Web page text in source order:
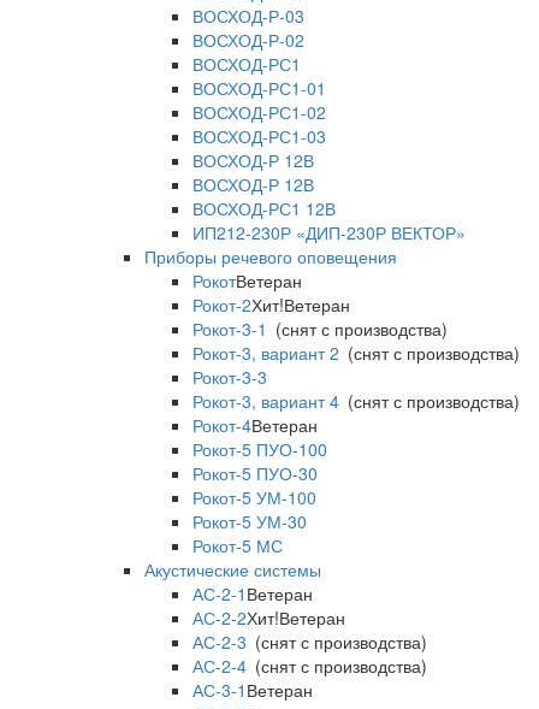
ВОСХОД-Р-03
ВОСХОД-Р-02
ВОСХОД-РС1
ВОСХОД-РС1-01
ВОСХОД-РС1-02
ВОСХОД-РС1-03
ВОСХОД-Р 12В
ВОСХОД-Р 12В
ВОСХОД-РС1 12В
ИП212-230Р «ДИП-230Р ВЕКТОР»
Приборы речевого оповещения
РокотВетеран
Рокот-2Хит!Ветеран
Рокот-3-1 (снят с производства)
Рокот-3, вариант 2 (снят с производства)
Рокот-3-3
Рокот-3, вариант 4 (снят с производства)
Рокот-4Ветеран
Рокот-5 ПУО-100
Рокот-5 ПУО-30
Рокот-5 УМ-100
Рокот-5 УМ-30
Рокот-5 МС
Акустические системы
АС-2-1 Ветеран
АС-2-2Хит!Ветеран
АС-2-3 (снят с производства)
АС-2-4 (снят с производства)
АС-3-1 Ветеран